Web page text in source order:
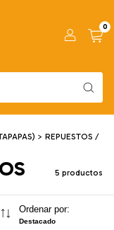
0
> REPUESTOS /
5 productos
Ordenar por:
Destacado